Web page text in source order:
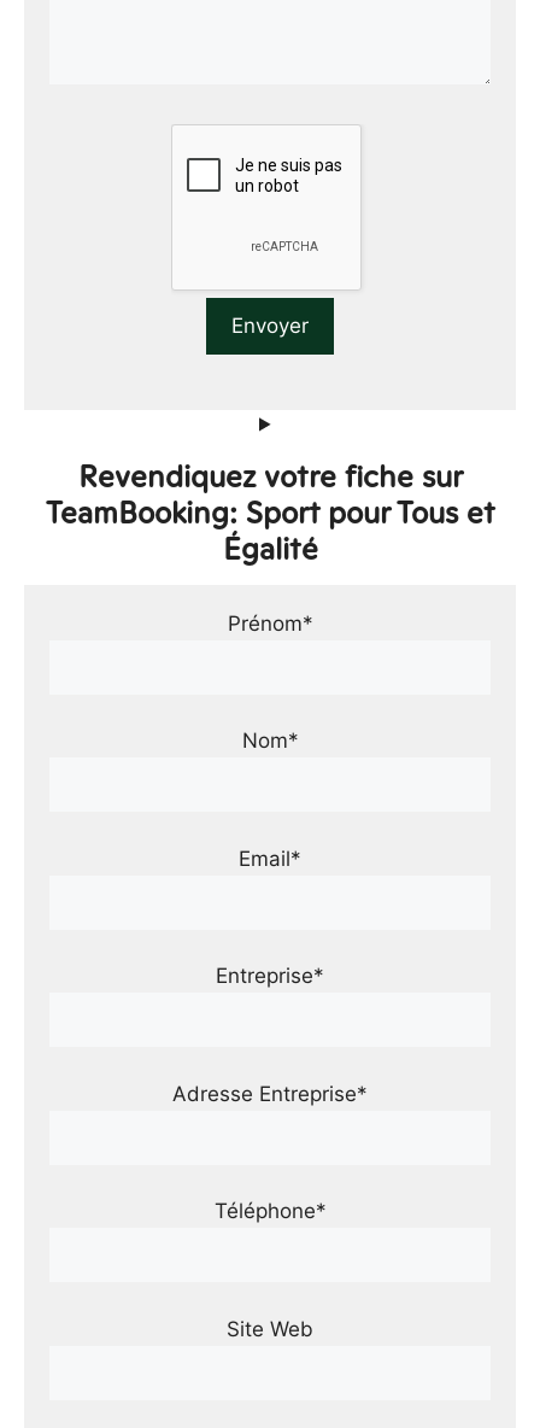
Revendiquez votre fiche sur
TeamBooking: Sport pour Tous et
Égalité
Prénom*
Nom*
Email*
Entreprise*
Adresse Entreprise*
Téléphone*
Site Web